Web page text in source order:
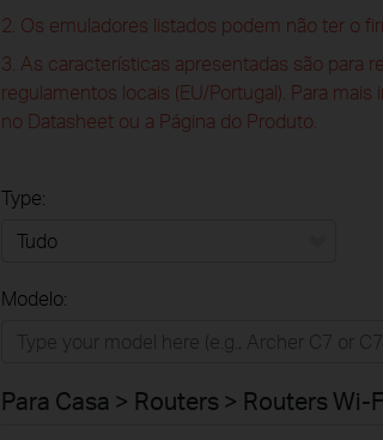
2. Os emuladores listados podem não ter o
3. As características apresentadas são para
regulamentos locais (EU/Portugal). Para
no Datasheet ou a Página do Produto.
Type:
Empresas
Modelo:
Para Casa > Routers > Routers Wi-